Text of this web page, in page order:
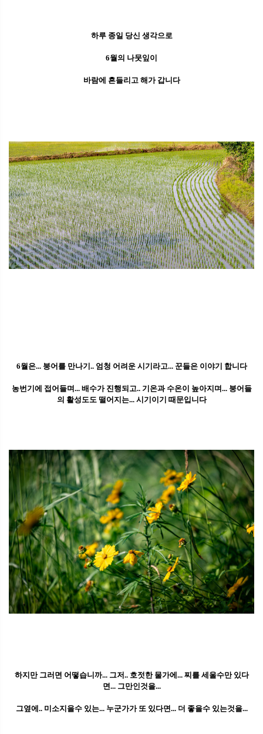
하루 종일 당신 생각으로
6월의 나뭇잎이
바람에 흔들리고 해가 갑니다
6월은... 붕어를 만나기.. 엄청 어려운 시기라고... 꾼들은 이야기 합니다
농번기에 접어들며... 배수가 진행되고.. 기온과 수온이 높아지며... 붕어들
의 활성도도 떨어지는... 시기이기 때문입니다
하지만 그러면 어떻습니까... 그저.. 호젓한 물가에... 찌를 세울수만 있다
면... 그만인것을...
그옆에.. 미소지을수 있는... 누군가가 또 있다면... 더 좋을수 있는것을...